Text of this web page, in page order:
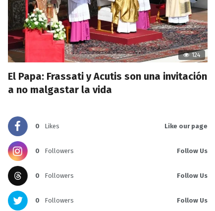
124
El Papa: Frassati y Acutis son una invitación
a no malgastar la vida
0 Likes Like our page
0 Followers Follow Us
0 Followers Follow Us
0 Followers Follow Us